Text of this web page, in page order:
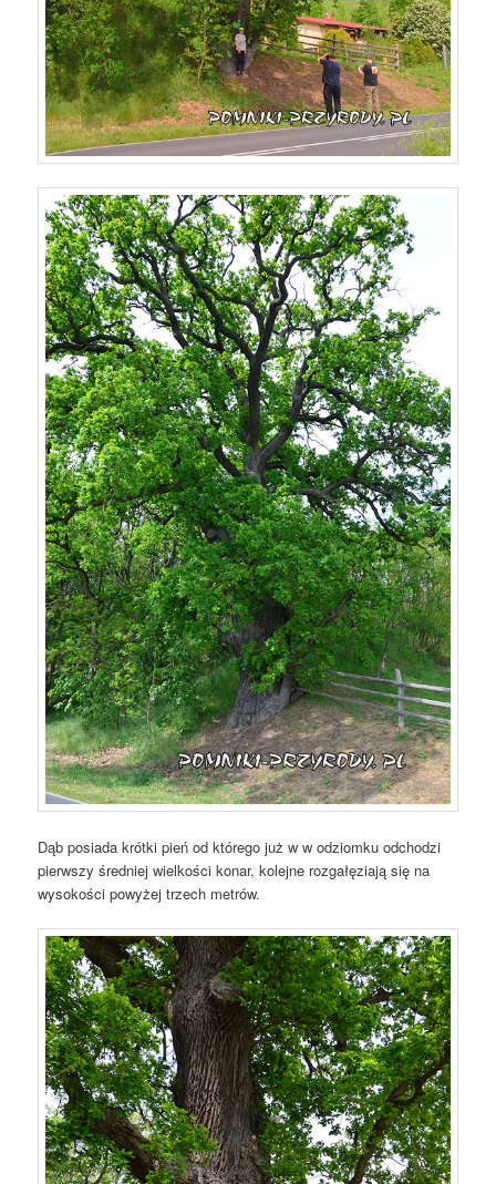
Dąb posiada krótki pień od którego już w w odziomku odchodzi
pierwszy średniej wielkości konar, kolejne rozgałęziają się na
wysokości powyżej trzech metrów.